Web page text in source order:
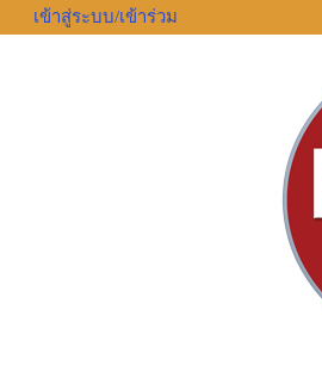
เข้าสู่ระบบ/เข้าร่วม
“ธนาธร”ส่งทนายฟ้อง 7 กกต. อ้างทุจริตตรวจสอบคดีถือ